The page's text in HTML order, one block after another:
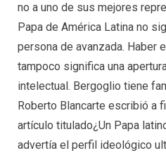
no a uno de sus mejores
Papa de América Latina no
persona de avanzada. Haber
tampoco significa una
intelectual. Bergoglio tiene
Roberto Blancarte escribió a
artículo titulado¿Un Papa
advertía el perfil ideológico